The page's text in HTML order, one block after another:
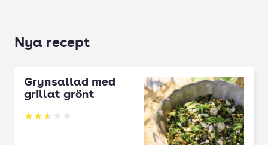
Nya recept
Grynsallad med
grillat grönt
Betyg: 2.5 av 5